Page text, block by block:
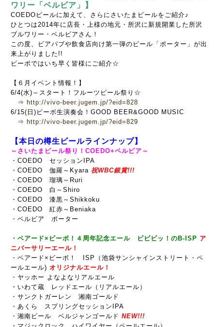
ワリー「ベルビア」】
COEDOビールに加えて、さらにさいたまビールをご紹介♪
ひとつは2014年に店長・上様の地元・所沢に新規開業した所沢
ブルワリー・ベルビアさん！
この度、ビアパブや飲食店向け第一弾のビール「ポーター」が出
来上がりました!!
ビーボではいち早く皆様にご紹介☆
【６月イベント情報！】
6/4(水)～スタート！フルーツビール祭り☆
⇒ http://vivo-beer.jugem.jp/?eid=828
6/15(日)ビーボ生演奏会！GOOD BEER&GOOD MUSIC
⇒ http://vivo-beer.jugem.jp/?eid=829
【本日の樽生ビールラインナップ】
～さいたまビール祭り！COEDO+ベルビア～
・COEDO セッションIPA
・COEDO 伽羅～Kyara 祝WBC銀賞!!!
・COEDO 瑠璃～Ruri
・COEDO 白～Shiro
・COEDO 漆黒～Shikkoku
・COEDO 紅赤～Beniaka
・ベルビア ポーター
・ベアード×ビーボ！４周年記念エール ビビビッ！のB-ISP ア
ニバーサリーエール！
・ベアード×ビーボ！ ISP（池袋サンシャインストリート・ペ
ールエール) オリジナルエール！
・ヤッホー よなよなリアルエール
・いわて蔵 レッドエール（リアルエール）
・サンクトガーレン 湘南ゴールド
・あくら スプリングセッションIPA
・湘南ビール ベルジャンゴールド NEW!!!